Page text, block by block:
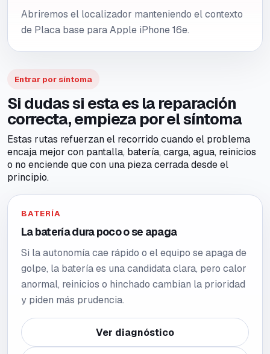
Abriremos el localizador manteniendo el contexto
de Placa base para Apple iPhone 16e.
Entrar por síntoma
Si dudas si esta es la reparación
correcta, empieza por el síntoma
Estas rutas refuerzan el recorrido cuando el problema
encaja mejor con pantalla, batería, carga, agua, reinicios
o no enciende que con una pieza cerrada desde el
principio.
BATERÍA
La batería dura poco o se apaga
Si la autonomía cae rápido o el equipo se apaga de
golpe, la batería es una candidata clara, pero calor
anormal, reinicios o hinchado cambian la prioridad
y piden más prudencia.
Ver diagnóstico